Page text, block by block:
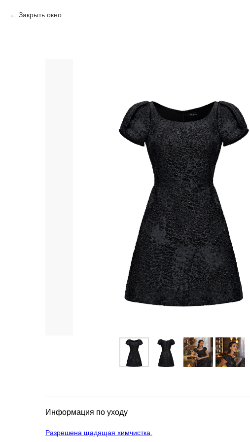
Закрыть окно
Информация по уходу
Разрешена щадящая химчистка.